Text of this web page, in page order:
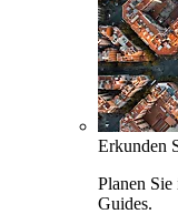
Erkunden
Planen
Guides.